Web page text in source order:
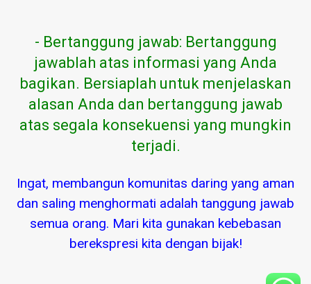
- Bertanggung jawab: Bertanggung
jawablah atas informasi yang Anda
bagikan. Bersiaplah untuk menjelaskan
alasan Anda dan bertanggung jawab
atas segala konsekuensi yang mungkin
terjadi.
Ingat, membangun komunitas daring yang aman
dan saling menghormati adalah tanggung jawab
semua orang. Mari kita gunakan kebebasan
berekspresi kita dengan bijak!